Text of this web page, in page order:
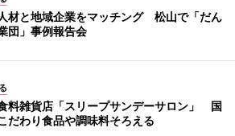
材と地域企業をマッチング 松山で「だん
団」事例報告会
料雑貨店「スリープサンデーサロン」 国
だわり食品や調味料そろえる